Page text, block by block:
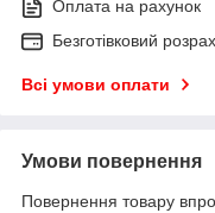
Оплата на рахунок
Безготівковий
Всі умови оплати
Умови повернення
Повернення товару